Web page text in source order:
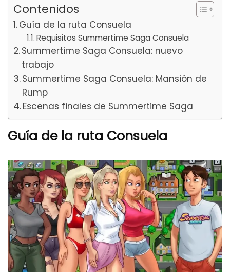
Contenidos
Guía de la ruta Consuela
Requisitos Summertime Saga Consuela
Summertime Saga Consuela: nuevo
trabajo
Summertime Saga Consuela: Mansión de
Rump
Escenas finales de Summertime Saga
Guía de la ruta Consuela